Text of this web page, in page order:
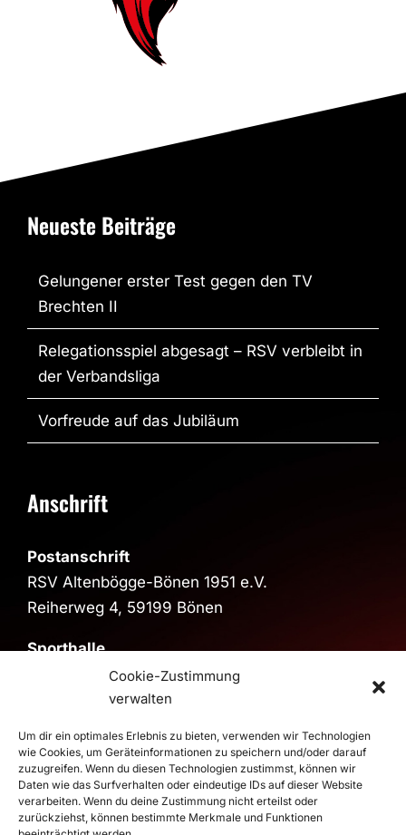
Cookie-Zustimmung
verwalten
Um dir ein optimales Erlebnis zu bieten, verwenden wir Technologien
wie Cookies, um Geräteinformationen zu speichern und/oder darauf
zuzugreifen. Wenn du diesen Technologien zustimmst, können wir
Daten wie das Surfverhalten oder eindeutige IDs auf dieser Website
verarbeiten. Wenn du deine Zustimmung nicht erteilst oder
zurückziehst, können bestimmte Merkmale und Funktionen
Neueste Beiträge
Gelungener erster Test gegen den TV
Brechten II
Relegationsspiel abgesagt – RSV verbleibt in
der Verbandsliga
Vorfreude auf das Jubiläum
Anschrift
Postanschrift
RSV Altenbögge-Bönen 1951 e.V.
Reiherweg 4, 59199 Bönen
Sporthalle
Sporthalle im Schulzentrum
Pestalozzistraße, 59199 Bönen
© 2026 RSV Altenbögge-Bönen 1951 e.V. Handball - Die
Roten Teufel |Impressum|Datenschutz